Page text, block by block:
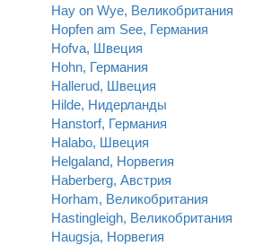
Hay on Wye, Великобритания
Hopfen am See, Германия
Hofva, Швеция
Hohn, Германия
Hallerud, Швеция
Hilde, Нидерланды
Hanstorf, Германия
Halabo, Швеция
Helgaland, Норвегия
Haberberg, Австрия
Horham, Великобритания
Hastingleigh, Великобритания
Haugsja, Норвегия